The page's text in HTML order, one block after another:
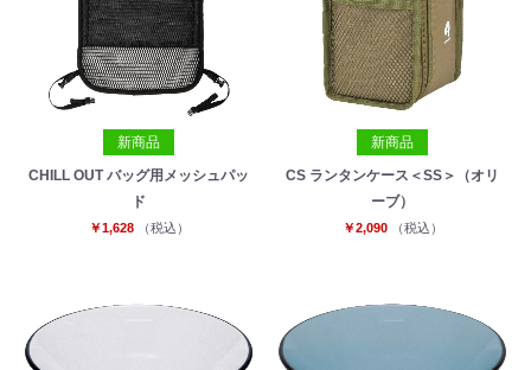
新商品
CHILL OUT バッグ用メッシュパッ
ド
￥1,628 （税込）
新商品
CS ランタンケース＜SS＞（オリ
ーブ）
￥2,090 （税込）